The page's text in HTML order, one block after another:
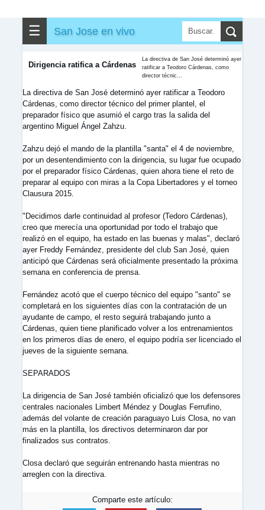
☰ San Jose en vivo
Dirigencia ratifica a Cárdenas
La directiva de San José determinó ayer
ratificar a Teodoro Cárdenas, como
director técnic...
La directiva de San José determinó ayer ratificar a Teodoro
Cárdenas, como director técnico del primer plantel, el
preparador físico que asumió el cargo tras la salida del
argentino Miguel Ángel Zahzu.
Zahzu dejó el mando de la plantilla "santa" el 4 de noviembre,
por un desentendimiento con la dirigencia, su lugar fue ocupado
por el preparador físico Cárdenas, quien ahora tiene el reto de
preparar al equipo con miras a la Copa Libertadores y el torneo
Clausura 2015.
"Decidimos darle continuidad al profesor (Tedoro Cárdenas),
creo que merecía una oportunidad por todo el trabajo que
realizó en el equipo, ha estado en las buenas y malas", declaró
ayer Freddy Fernández, presidente del club San José, quien
anticipó que Cárdenas será oficialmente presentado la próxima
semana en conferencia de prensa.
Fernández acotó que el cuerpo técnico del equipo "santo" se
completará en los siguientes días con la contratación de un
ayudante de campo, el resto seguirá trabajando junto a
Cárdenas, quien tiene planificado volver a los entrenamientos
en los primeros días de enero, el equipo podría ser licenciado el
jueves de la siguiente semana.
SEPARADOS
La dirigencia de San José también oficializó que los defensores
centrales nacionales Limbert Méndez y Douglas Ferrufino,
además del volante de creación paraguayo Luis Closa, no van
más en la plantilla, los directivos determinaron dar por
finalizados sus contratos.
Closa declaró que seguirán entrenando hasta mientras no
arreglen con la directiva.
Comparte este artículo: